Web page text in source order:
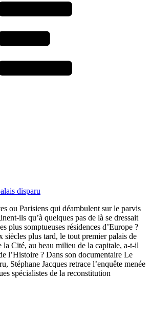
disparu
ou Parisiens qui déambulent sur le parvis
ils qu’à quelques pas de là se dressait
plus somptueuses résidences d’Europe ?
siècles plus tard, le tout premier palais de
la Cité, au beau milieu de la capitale, a-t-il
l’Histoire ? Dans son documentaire Le
Stéphane Jacques retrace l’enquête menée
spécialistes de la reconstitution